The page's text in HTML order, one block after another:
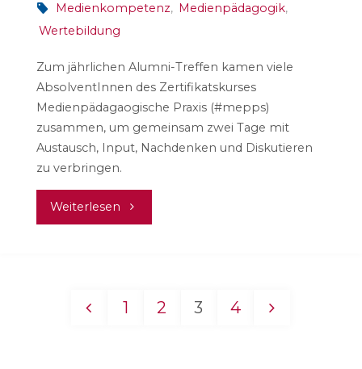
Medienkompetenz, Medienpädagogik,
Wertebildung
Zum jährlichen Alumni-Treffen kamen viele
AbsolventInnen des Zertifikatskurses
Medienpädagaogische Praxis (#mepps)
zusammen, um gemeinsam zwei Tage mit
Austausch, Input, Nachdenken und Diskutieren
zu verbringen.
Weiterlesen "mepps-
und
1 2 3 4